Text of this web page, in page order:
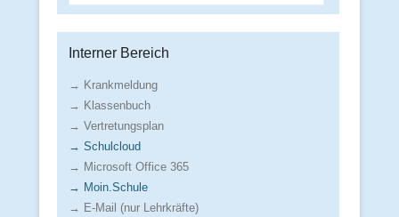
Interner Bereich
→ Krankmeldung
→ Klassenbuch
→ Vertretungsplan
→ Schulcloud
→ Microsoft Office 365
→ Moin.Schule
→ E-Mail (nur Lehrkräfte)